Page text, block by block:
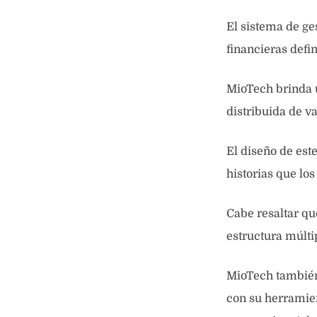
El sistema de
financieras
MioTech brinda
distribuida de
El diseño de
historias que
Cabe resaltar
estructura
MioTech
con su